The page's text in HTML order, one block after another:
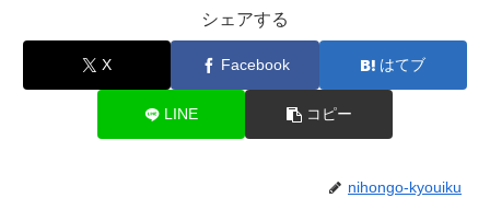
シェアする
X Facebook はてブ
LINE コピー
nihongo-kyouiku